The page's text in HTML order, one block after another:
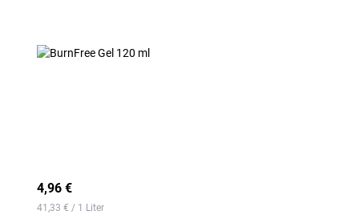
4,96 €
41,33 € / 1 Liter